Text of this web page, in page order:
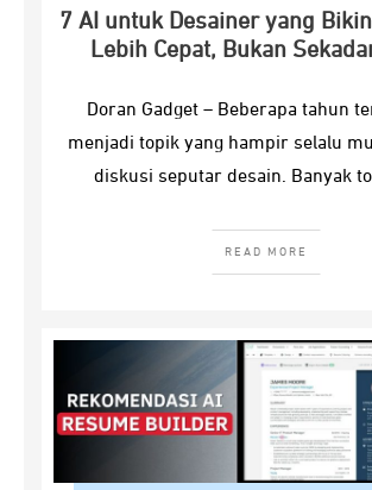
7 AI untuk Desainer yang
Lebih Cepat, Bukan
Doran Gadget – Beberapa tahun
menjadi topik yang hampir selalu
diskusi seputar desain. Banyak
READ MORE